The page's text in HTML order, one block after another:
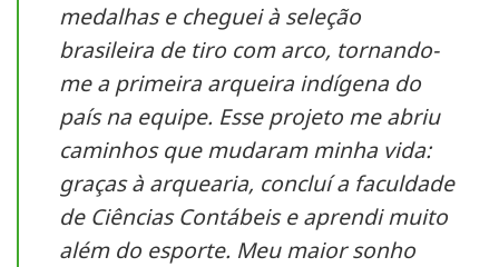
medalhas e cheguei à seleção
brasileira de tiro com arco, tornando-
me a primeira arqueira indígena do
país na equipe. Esse projeto me abriu
caminhos que mudaram minha vida:
graças à arquearia, concluí a faculdade
de Ciências Contábeis e aprendi muito
além do esporte. Meu maior sonho